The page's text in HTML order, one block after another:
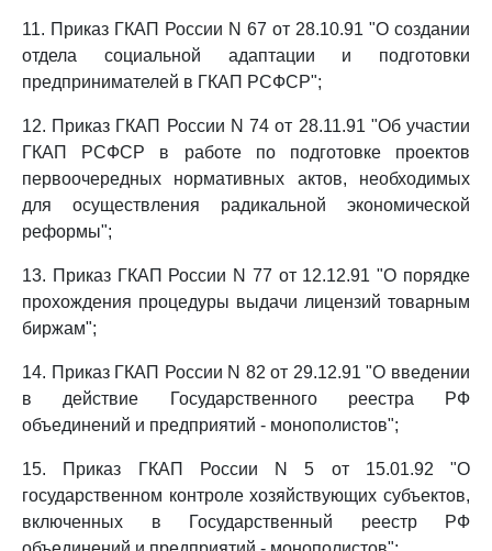
11. Приказ ГКАП России N 67 от 28.10.91 "О создании
отдела социальной адаптации и подготовки
предпринимателей в ГКАП РСФСР";
12. Приказ ГКАП России N 74 от 28.11.91 "Об участии
ГКАП РСФСР в работе по подготовке проектов
первоочередных нормативных актов, необходимых
для осуществления радикальной экономической
реформы";
13. Приказ ГКАП России N 77 от 12.12.91 "О порядке
прохождения процедуры выдачи лицензий товарным
биржам";
14. Приказ ГКАП России N 82 от 29.12.91 "О введении
в действие Государственного реестра РФ
объединений и предприятий - монополистов";
15. Приказ ГКАП России N 5 от 15.01.92 "О
государственном контроле хозяйствующих субъектов,
включенных в Государственный реестр РФ